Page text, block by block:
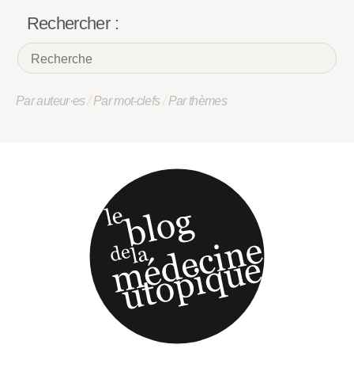
Rechercher :
Par auteur·es/Par mot-clefs/Par thèmes